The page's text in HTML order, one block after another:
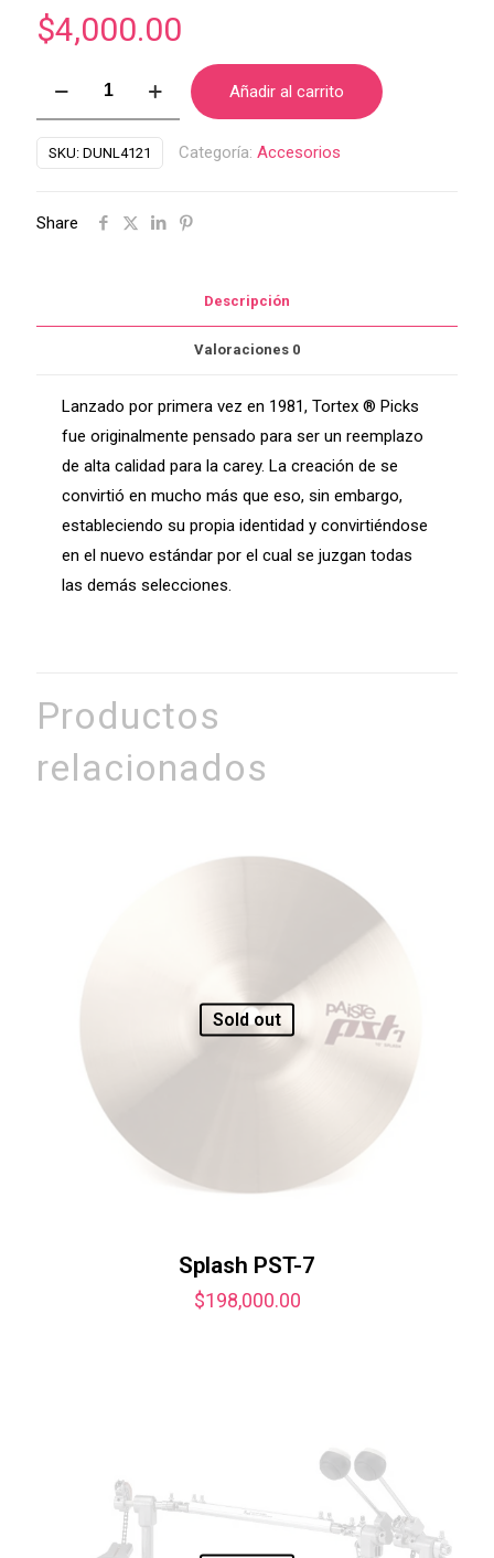
$4,000.00
Tortex
Sharp
cantidad
Añadir al carrito
SKU: DUNL4121 Categoría: Accesorios
Share
Descripción
Valoraciones 0
Lanzado por primera vez en 1981, Tortex ® Picks
fue originalmente pensado para ser un reemplazo
de alta calidad para la carey. La creación de se
convirtió en mucho más que eso, sin embargo,
estableciendo su propia identidad y convirtiéndose
en el nuevo estándar por el cual se juzgan todas
las demás selecciones.
Productos
relacionados
Sold out
Splash PST-7
$198,000.00